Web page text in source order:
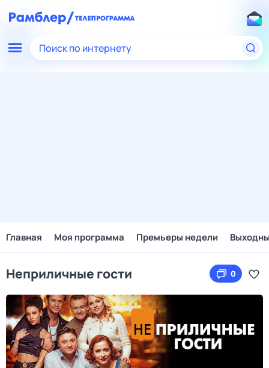
Поиск по интернету
Главная Моя программа Премьеры недели
Неприличные гости 0